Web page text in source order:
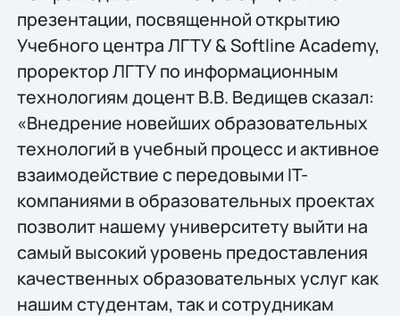
презентации, посвященной открытию
Учебного центра ЛГТУ & Softline Academy,
проректор ЛГТУ по информационным
технологиям доцент В.В. Ведищев сказал:
«Внедрение новейших образовательных
технологий в учебный процесс и активное
взаимодействие с передовыми IT-
компаниями в образовательных проектах
позволит нашему университету выйти на
самый высокий уровень предоставления
качественных образовательных услуг как
нашим студентам, так и сотрудникам